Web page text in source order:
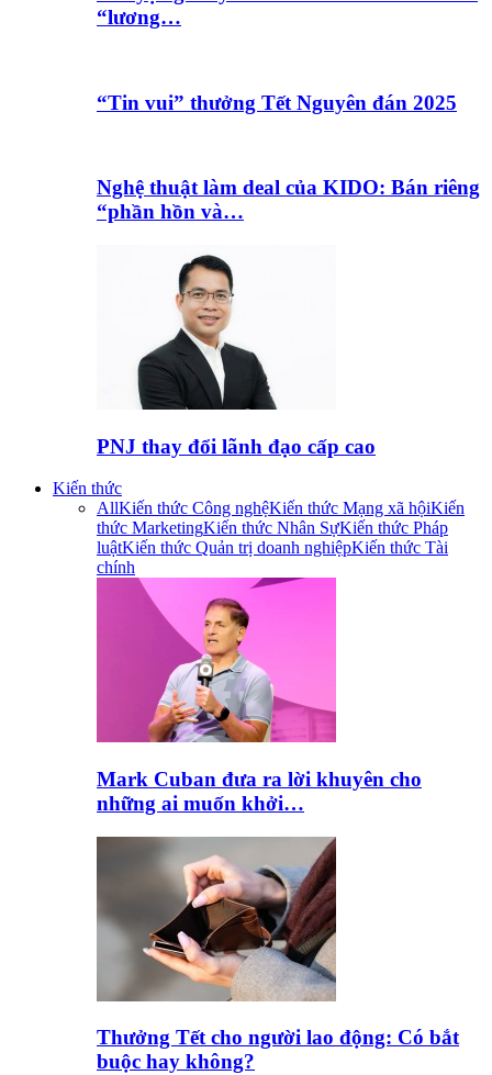
“lương…
“Tin vui” thưởng Tết Nguyên đán 2025
Nghệ thuật làm deal của KIDO: Bán riêng
“phần hồn và…
PNJ thay đổi lãnh đạo cấp cao
Kiến thức
AllKiến thức Công nghệKiến thức Mạng xã hộiKiến
thức MarketingKiến thức Nhân SựKiến thức Pháp
luậtKiến thức Quản trị doanh nghiệpKiến thức Tài
chính
Mark Cuban đưa ra lời khuyên cho
những ai muốn khởi…
Thưởng Tết cho người lao động: Có bắt
buộc hay không?